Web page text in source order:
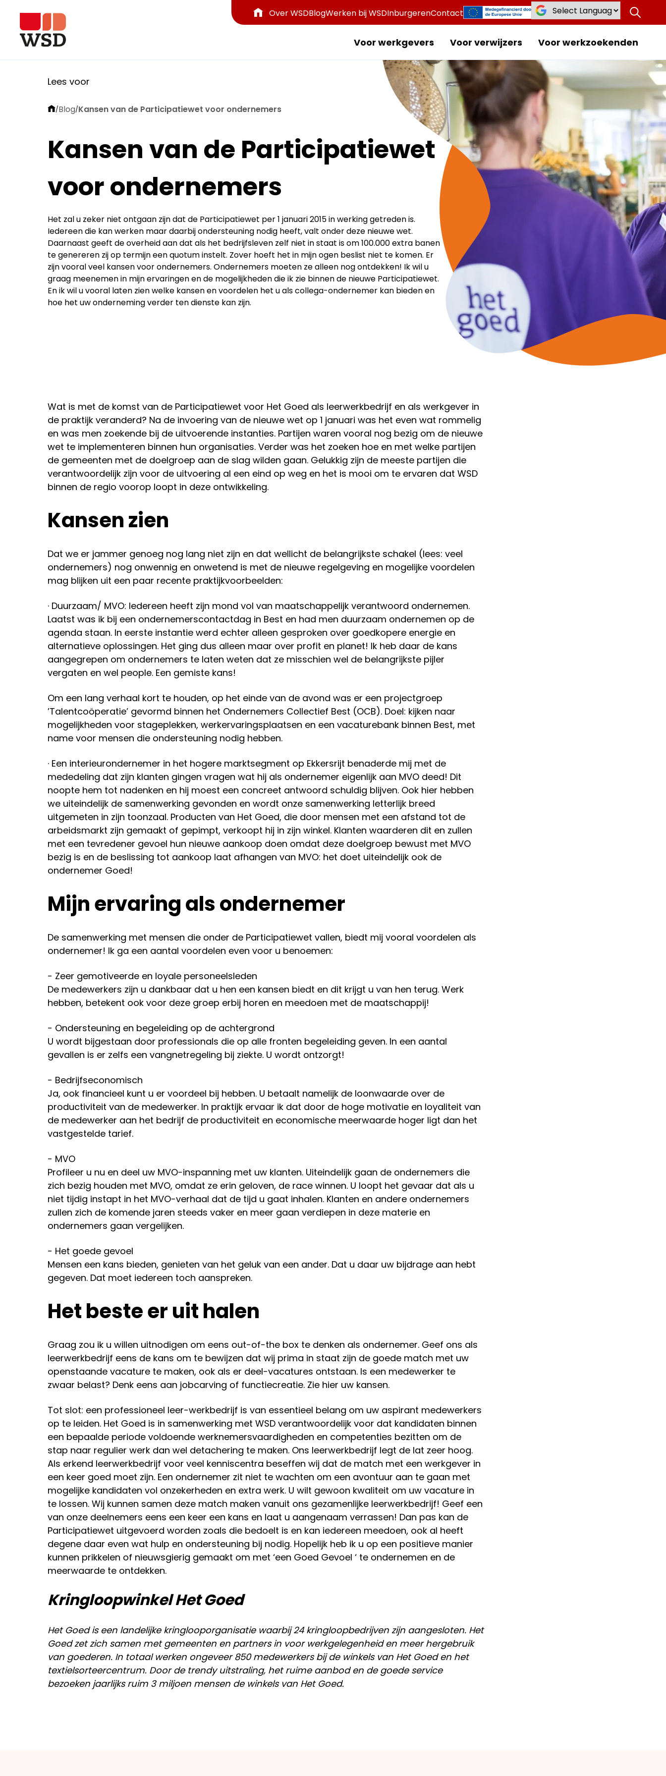
Over WSDBlogWerken bij WSDInburgerenContact
Voor werkgevers Voor verwijzers Voor werkzoekenden
Lees voor
/Blog/Kansen van de Participatiewet voor ondernemers
Kansen van de Participatiewet
voor ondernemers
Het zal u zeker niet ontgaan zijn dat de Participatiewet per 1 januari 2015 in werking getreden is.
Iedereen die kan werken maar daarbij ondersteuning nodig heeft, valt onder deze nieuwe wet.
Daarnaast geeft de overheid aan dat als het bedrijfsleven zelf niet in staat is om 100.000 extra banen
te genereren zij op termijn een quotum instelt. Zover hoeft het in mijn ogen beslist niet te komen. Er
zijn vooral veel kansen voor ondernemers. Ondernemers moeten ze alleen nog ontdekken! Ik wil u
graag meenemen in mijn ervaringen en de mogelijkheden die ik zie binnen de nieuwe Participatiewet.
En ik wil u vooral laten zien welke kansen en voordelen het u als collega-ondernemer kan bieden en
hoe het uw onderneming verder ten dienste kan zijn.
Wat is met de komst van de Participatiewet voor Het Goed als leerwerkbedrijf en als werkgever in
de praktijk veranderd? Na de invoering van de nieuwe wet op 1 januari was het even wat rommelig
en was men zoekende bij de uitvoerende instanties. Partijen waren vooral nog bezig om de nieuwe
wet te implementeren binnen hun organisaties. Verder was het zoeken hoe en met welke partijen
de gemeenten met de doelgroep aan de slag wilden gaan. Gelukkig zijn de meeste partijen die
verantwoordelijk zijn voor de uitvoering al een eind op weg en het is mooi om te ervaren dat WSD
binnen de regio voorop loopt in deze ontwikkeling.
Kansen zien
Dat we er jammer genoeg nog lang niet zijn en dat wellicht de belangrijkste schakel (lees: veel
ondernemers) nog onwennig en onwetend is met de nieuwe regelgeving en mogelijke voordelen
mag blijken uit een paar recente praktijkvoorbeelden:
· Duurzaam/ MVO: Iedereen heeft zijn mond vol van maatschappelijk verantwoord ondernemen.
Laatst was ik bij een ondernemerscontactdag in Best en had men duurzaam ondernemen op de
agenda staan. In eerste instantie werd echter alleen gesproken over goedkopere energie en
alternatieve oplossingen. Het ging dus alleen maar over profit en planet! Ik heb daar de kans
aangegrepen om ondernemers te laten weten dat ze misschien wel de belangrijkste pijler
vergaten en wel people. Een gemiste kans!
Om een lang verhaal kort te houden, op het einde van de avond was er een projectgroep
’Talentcoöperatie’ gevormd binnen het Ondernemers Collectief Best (OCB). Doel: kijken naar
mogelijkheden voor stageplekken, werkervaringsplaatsen en een vacaturebank binnen Best, met
name voor mensen die ondersteuning nodig hebben.
· Een interieurondernemer in het hogere marktsegment op Ekkersrijt benaderde mij met de
mededeling dat zijn klanten gingen vragen wat hij als ondernemer eigenlijk aan MVO deed! Dit
noopte hem tot nadenken en hij moest een concreet antwoord schuldig blijven. Ook hier hebben
we uiteindelijk de samenwerking gevonden en wordt onze samenwerking letterlijk breed
uitgemeten in zijn toonzaal. Producten van Het Goed, die door mensen met een afstand tot de
arbeidsmarkt zijn gemaakt of gepimpt, verkoopt hij in zijn winkel. Klanten waarderen dit en zullen
met een tevredener gevoel hun nieuwe aankoop doen omdat deze doelgroep bewust met MVO
bezig is en de beslissing tot aankoop laat afhangen van MVO: het doet uiteindelijk ook de
ondernemer Goed!
Mijn ervaring als ondernemer
De samenwerking met mensen die onder de Participatiewet vallen, biedt mij vooral voordelen als
ondernemer! Ik ga een aantal voordelen even voor u benoemen:
- Zeer gemotiveerde en loyale personeelsleden
De medewerkers zijn u dankbaar dat u hen een kansen biedt en dit krijgt u van hen terug. Werk
hebben, betekent ook voor deze groep erbij horen en meedoen met de maatschappij!
- Ondersteuning en begeleiding op de achtergrond
U wordt bijgestaan door professionals die op alle fronten begeleiding geven. In een aantal
gevallen is er zelfs een vangnetregeling bij ziekte. U wordt ontzorgt!
- Bedrijfseconomisch
Ja, ook financieel kunt u er voordeel bij hebben. U betaalt namelijk de loonwaarde over de
productiviteit van de medewerker. In praktijk ervaar ik dat door de hoge motivatie en loyaliteit van
de medewerker aan het bedrijf de productiviteit en economische meerwaarde hoger ligt dan het
vastgestelde tarief.
- MVO
Profileer u nu en deel uw MVO-inspanning met uw klanten. Uiteindelijk gaan de ondernemers die
zich bezig houden met MVO, omdat ze erin geloven, de race winnen. U loopt het gevaar dat als u
niet tijdig instapt in het MVO-verhaal dat de tijd u gaat inhalen. Klanten en andere ondernemers
zullen zich de komende jaren steeds vaker en meer gaan verdiepen in deze materie en
ondernemers gaan vergelijken.
- Het goede gevoel
Mensen een kans bieden, genieten van het geluk van een ander. Dat u daar uw bijdrage aan hebt
gegeven. Dat moet iedereen toch aanspreken.
Het beste er uit halen
Graag zou ik u willen uitnodigen om eens out-of-the box te denken als ondernemer. Geef ons als
leerwerkbedrijf eens de kans om te bewijzen dat wij prima in staat zijn de goede match met uw
openstaande vacature te maken, ook als er deel-vacatures ontstaan. Is een medewerker te
zwaar belast? Denk eens aan jobcarving of functiecreatie. Zie hier uw kansen.
Tot slot: een professioneel leer-werkbedrijf is van essentieel belang om uw aspirant medewerkers
op te leiden. Het Goed is in samenwerking met WSD verantwoordelijk voor dat kandidaten binnen
een bepaalde periode voldoende werknemersvaardigheden en competenties bezitten om de
stap naar regulier werk dan wel detachering te maken. Ons leerwerkbedrijf legt de lat zeer hoog.
Als erkend leerwerkbedrijf voor veel kenniscentra beseffen wij dat de match met een werkgever in
een keer goed moet zijn. Een ondernemer zit niet te wachten om een avontuur aan te gaan met
mogelijke kandidaten vol onzekerheden en extra werk. U wilt gewoon kwaliteit om uw vacature in
te lossen. Wij kunnen samen deze match maken vanuit ons gezamenlijke leerwerkbedrijf! Geef een
van onze deelnemers eens een keer een kans en laat u aangenaam verrassen! Dan pas kan de
Participatiewet uitgevoerd worden zoals die bedoelt is en kan iedereen meedoen, ook al heeft
degene daar even wat hulp en ondersteuning bij nodig. Hopelijk heb ik u op een positieve manier
kunnen prikkelen of nieuwsgierig gemaakt om met ‘een Goed Gevoel ‘ te ondernemen en de
meerwaarde te ontdekken.
Kringloopwinkel Het Goed
Het Goed is een landelijke kringlooporganisatie waarbij 24 kringloopbedrijven zijn aangesloten. Het
Goed zet zich samen met gemeenten en partners in voor werkgelegenheid en meer hergebruik
van goederen. In totaal werken ongeveer 850 medewerkers bij de winkels van Het Goed en het
textielsorteercentrum. Door de trendy uitstraling, het ruime aanbod en de goede service
bezoeken jaarlijks ruim 3 miljoen mensen de winkels van Het Goed.